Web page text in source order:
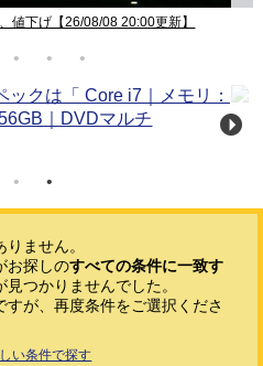
値下げ【26/08/08 20:00更新】
りません。
お探しのすべての条件に一致す
見つかりませんでした。
すが、再度条件をご選択くださ
い条件で探す